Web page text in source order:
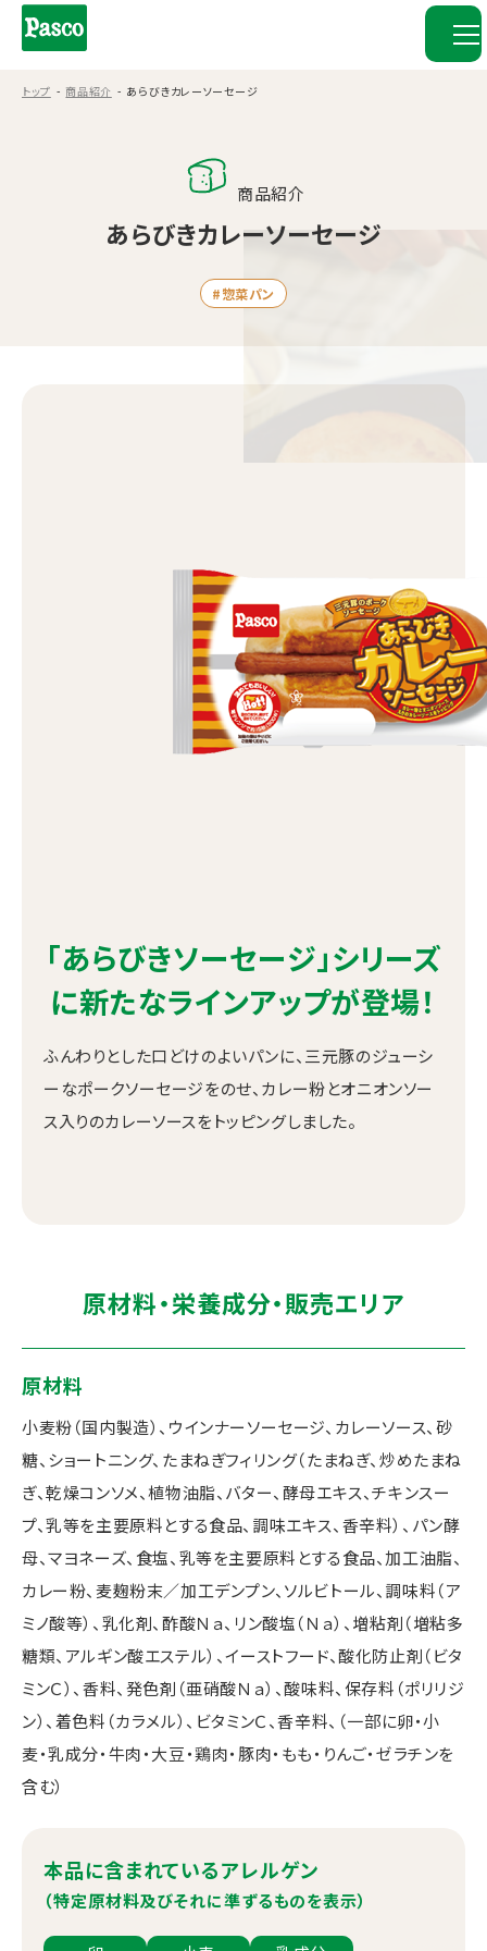
トップ 商品紹介 あらびきカレーソーセージ
商品紹介
あらびきカレーソーセージ
#惣菜パン
「あらびきソーセージ」シリーズ
に新たなラインアップが登場！
ふんわりとした口どけのよいパンに、三元豚のジューシ
ーなポークソーセージをのせ、カレー粉とオニオンソー
ス入りのカレーソースをトッピングしました。
原材料・栄養成分・販売エリア
原材料
小麦粉（国内製造）、ウインナーソーセージ、カレーソース、砂
糖、ショートニング、たまねぎフィリング（たまねぎ、炒めたまね
ぎ、乾燥コンソメ、植物油脂、バター、酵母エキス、チキンスー
プ、乳等を主要原料とする食品、調味エキス、香辛料）、パン酵
母、マヨネーズ、食塩、乳等を主要原料とする食品、加工油脂、
カレー粉、麦麹粉末／加工デンプン、ソルビトール、調味料（ア
ミノ酸等）、乳化剤、酢酸Ｎａ、リン酸塩（Ｎａ）、増粘剤（増粘多
糖類、アルギン酸エステル）、イーストフード、酸化防止剤（ビタ
ミンＣ）、香料、発色剤（亜硝酸Ｎａ）、酸味料、保存料（ポリリジ
ン）、着色料（カラメル）、ビタミンＣ、香辛料、（一部に卵・小
麦・乳成分・牛肉・大豆・鶏肉・豚肉・もも・りんご・ゼラチンを
含む）
本品に含まれているアレルゲン
（特定原材料及びそれに準ずるものを表示）